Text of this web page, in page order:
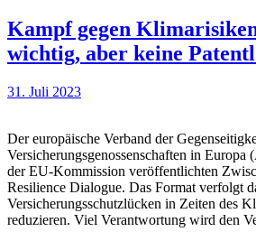
Kampf gegen
wichtig, aber keine
31. Juli 2023
Der europäische Verband der
Versicherungsgenossenschaften in Europa
der EU-Kommission veröffentlichten
Resilience Dialogue. Das Format verfolgt
Versicherungsschutzlücken in Zeiten des
reduzieren. Viel Verantwortung wird den